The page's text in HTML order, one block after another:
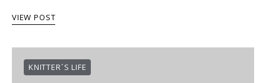
VIEW POST
KNITTER´S LIFE